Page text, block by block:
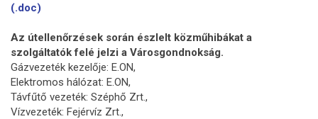
(.doc)
Az útellenőrzések során észlelt közműhibákat a
szolgáltatók felé jelzi a Városgondnokság.
Gázvezeték kezelője: E.ON,
Elektromos hálózat: E.ON,
Távfűtő vezeték: Széphő Zrt.,
Vízvezeték: Fejérvíz Zrt.,